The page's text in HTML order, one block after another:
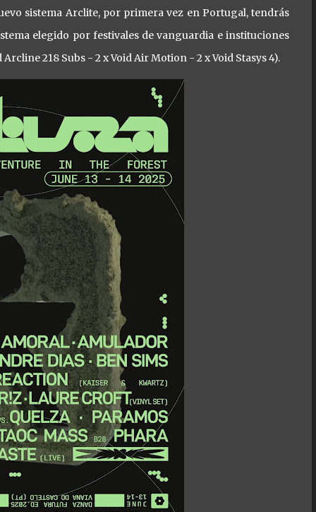
sistema Arclite, por primera vez en Portugal, tendrás
elegido por festivales de vanguardia e instituciones
218 Subs - 2 x Void Air Motion - 2 x Void Stasys 4).